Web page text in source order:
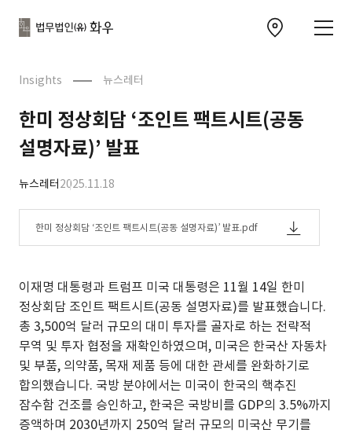
Insights 뉴스레터
한미 정상회담 ‘조인트 팩트시트(공동
설명자료)’ 발표
뉴스레터2025.11.18
한미 정상회담 ‘조인트 팩트시트(공동 설명자료)’ 발표.pdf
이재명 대통령과 트럼프 미국 대통령은 11월 14일 한미
정상회담 조인트 팩트시트(공동 설명자료)를 발표했습니다.
총 3,500억 달러 규모의 대미 투자를 골자로 하는 전략적
무역 및 투자 협정을 재확인하였으며, 미국은 한국산 자동차
및 부품, 의약품, 목재 제품 등에 대한 관세를 완화하기로
합의했습니다. 국방 분야에서는 미국이 한국의 핵추진
잠수함 건조를 승인하고, 한국은 국방비를 GDP의 3.5%까지
증액하며 2030년까지 250억 달러 규모의 미국산 무기를